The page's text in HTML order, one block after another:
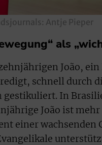
Antje Pieper
als
João,
schnell durch
In
João ist
einer wachsenden